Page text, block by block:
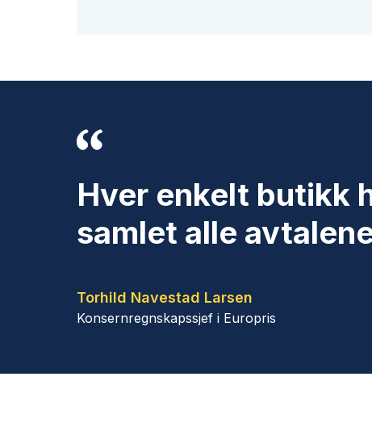
Hver enkelt butikk
samlet alle
Torhild Navestad Larsen
Konsernregnskapssjef i Europris